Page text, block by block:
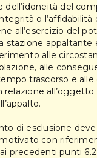
dell’idoneità del
o l’affidabilità
all’esercizio del
stazione appaltante
alle
alle
trascorso e alle
all’oggetto
di esclusione
con
precedenti punti 6.2,